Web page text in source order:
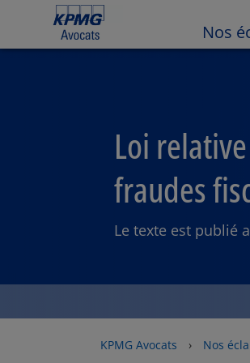
Nos
Loi
fraudes
Le texte est publié
KPMG Avocats › Nos